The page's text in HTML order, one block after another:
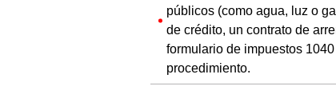
públicos (como agua, luz o
de crédito, un contrato de
formulario de impuestos
procedimiento.